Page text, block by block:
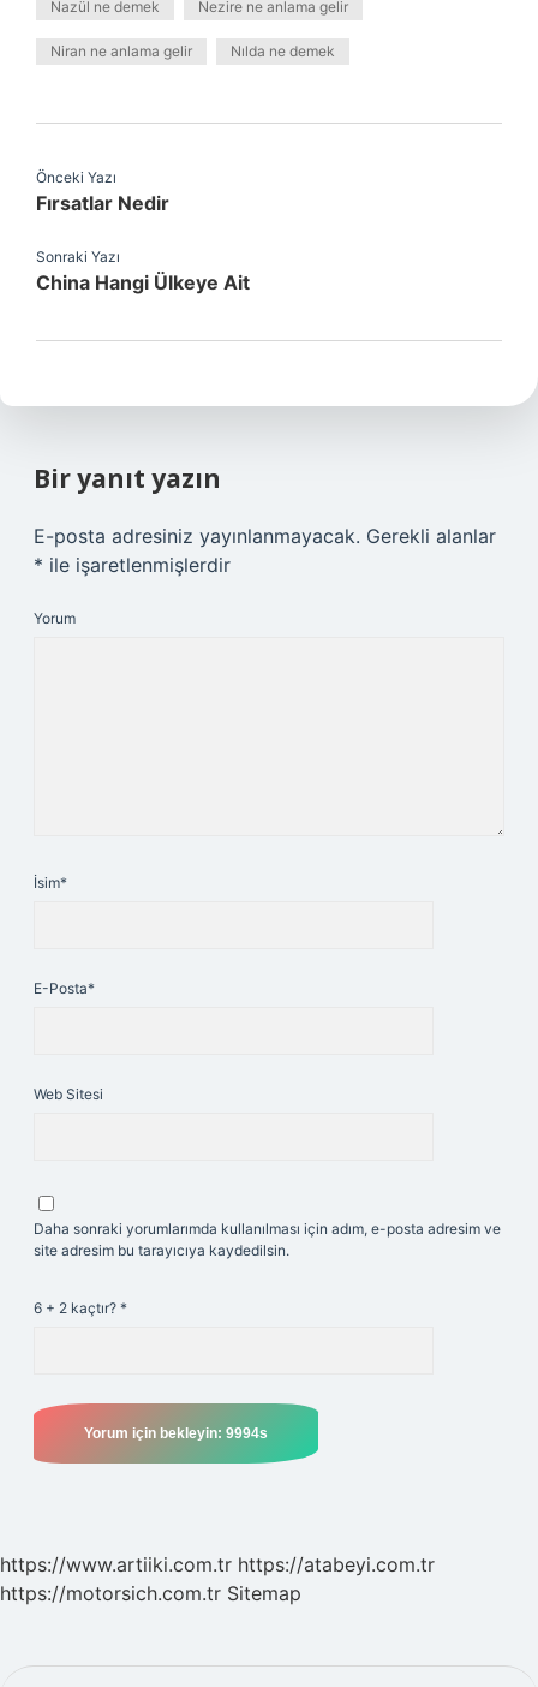
Nazül ne demek Nezire ne anlama gelir
Niran ne anlama gelir Nılda ne demek
Önceki Yazı
Fırsatlar Nedir
Sonraki Yazı
China Hangi Ülkeye Ait
Bir yanıt yazın
E-posta adresiniz yayınlanmayacak. Gerekli alanlar
* ile işaretlenmişlerdir
Yorum
İsim*
E-Posta*
Web Sitesi
Daha sonraki yorumlarımda kullanılması için adım, e-posta adresim ve
site adresim bu tarayıcıya kaydedilsin.
6 + 2 kaçtır? *
https://www.artiiki.com.tr https://atabeyi.com.tr
https://motorsich.com.tr Sitemap